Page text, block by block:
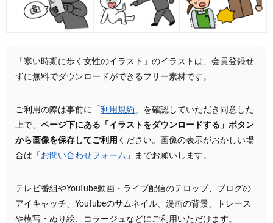
「寒い時期に歩く女性のイラスト」のイラストは、会員登録せ
ずに無料でダウンロードができるフリー素材です。
ご利用の際は事前に「 利用規約 」を確認していただき同意した
上で、 ページ下にある「イラストをダウンロードする」ボタン
から画像を保存してご利用 ください。画像の表示がおかしい場
合は「 お問い合わせフォーム 」までお願いします。
テレビ番組やYouTube動画・ライブ配信のテロップ、ブログの
アイキャッチ、YouTubeのサムネイル、漫画の背景、トレース
や模写・ぬり絵、コラージュなどにご利用いただけます。